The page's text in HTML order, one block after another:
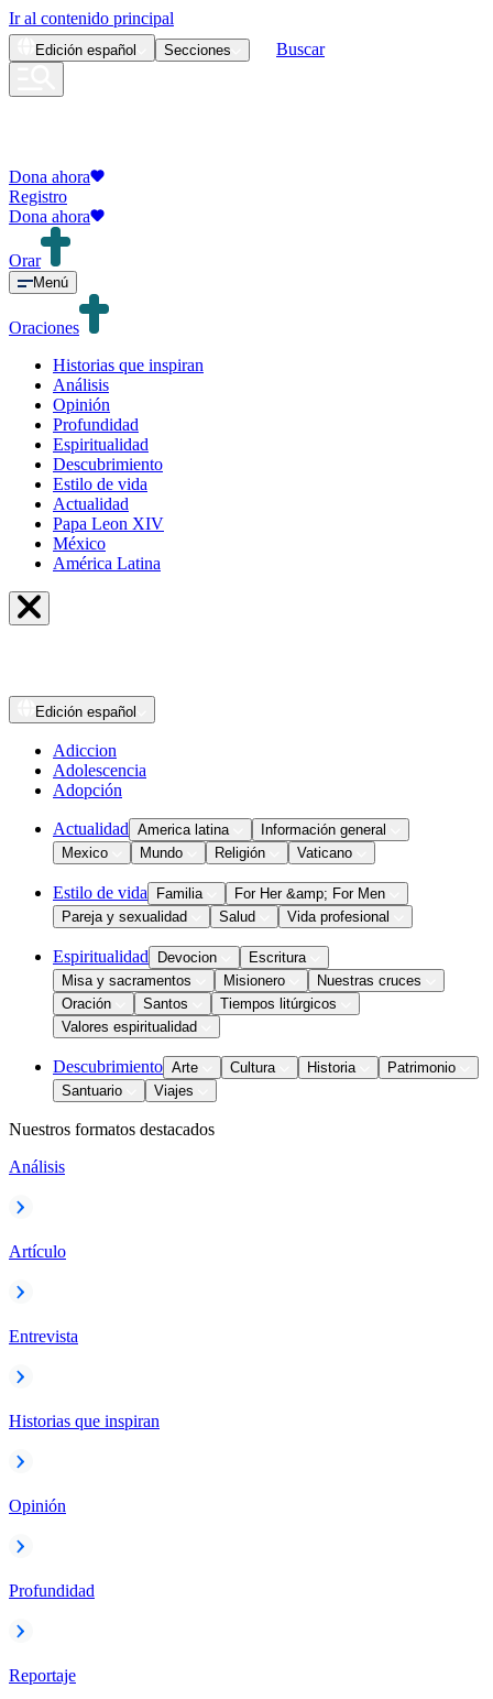
Ir al contenido principal
Edición español Secciones Buscar
Dona ahora
Registro
Dona ahora
Orar
Menú
Oraciones
Historias que inspiran
Análisis
Opinión
Profundidad
Espiritualidad
Descubrimiento
Estilo de vida
Actualidad
Papa Leon XIV
México
América Latina
Edición español
Adiccion
Adolescencia
Adopción
Actualidad America latina
Información general
Mexico
Mundo Religión Vaticano
Estilo de vida Familia
For Her &amp; For Men
Pareja y sexualidad
Salud Vida profesional
Espiritualidad Devocion
Escritura
Misa y sacramentos
Misionero
Nuestras cruces
Oración
Santos
Tiempos litúrgicos
Valores espiritualidad
Descubrimiento Arte Cultura Historia
Patrimonio
Santuario
Viajes
Nuestros formatos destacados
Análisis
Artículo
Entrevista
Historias que inspiran
Opinión
Profundidad
Reportaje